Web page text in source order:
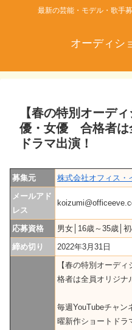
最新の芸能・モデル・歌手
オーディシ
【春の特別オーデ
優・女優 合格者は
ドラマ出演！
募集元
株式会社オフィス・
メールアド
レス
応募資格
男女│16歳～35歳│初
締め切り
2022年3月31日
【春の特別オーデ
格者は全員オリジナ
毎週YouTubeチャン
曜新作ショートドラ